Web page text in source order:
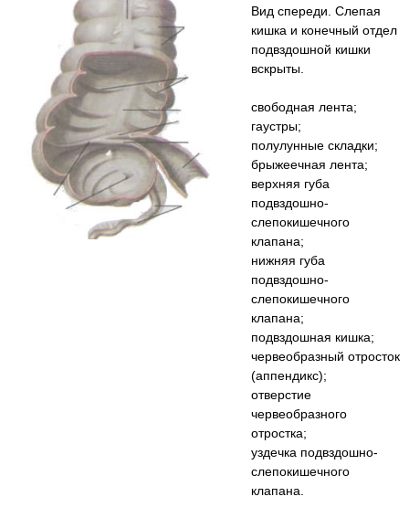
Вид спереди. Слепая
кишка и конечный отдел
подвздошной кишки
вскрыты.
свободная лента;
гаустры;
полулунные складки;
брыжеечная лента;
верхняя губа
подвздошно-
слепокишечного
клапана;
нижняя губа
подвздошно-
слепокишечного
клапана;
подвздошная кишка;
червеобразный отросток
(аппендикс);
отверстие
червеобразного
отростка;
уздечка подвздошно-
слепокишечного
клапана.